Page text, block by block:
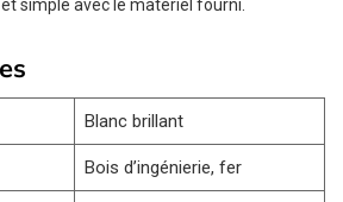
simple avec le matériel fourni.
Blanc brillant
Bois d’ingénierie, fer